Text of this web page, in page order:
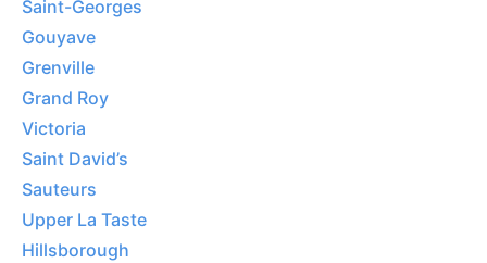
Saint-Georges
Gouyave
Grenville
Grand Roy
Victoria
Saint David’s
Sauteurs
Upper La Taste
Hillsborough